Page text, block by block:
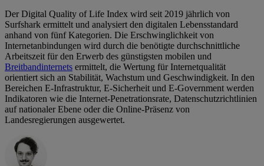
Der Digital Quality of Life Index wird seit 2019 jährlich von
Surfshark ermittelt und analysiert den digitalen Lebensstandard
anhand von fünf Kategorien. Die Erschwinglichkeit von
Internetanbindungen wird durch die benötigte durchschnittliche
Arbeitszeit für den Erwerb des günstigsten mobilen und
Breitbandinternets ermittelt, die Wertung für Internetqualität
orientiert sich an Stabilität, Wachstum und Geschwindigkeit. In den
Bereichen E-Infrastruktur, E-Sicherheit und E-Government werden
Indikatoren wie die Internet-Penetrationsrate, Datenschutzrichtlinien
auf nationaler Ebene oder die Online-Präsenz von
Landesregierungen ausgewertet.